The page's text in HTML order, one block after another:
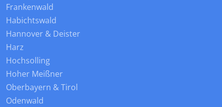
Frankenwald
Habichtswald
Hannover & Deister
Harz
Hochsolling
Hoher Meißner
Oberbayern & Tirol
Odenwald